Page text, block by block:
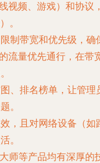
视频、游戏）和协议
。
制带宽和优先级，确
流量优先通行，在带
、排名榜单，让管理
。
，且对网络设备（如
。
师等产品均有深厚的